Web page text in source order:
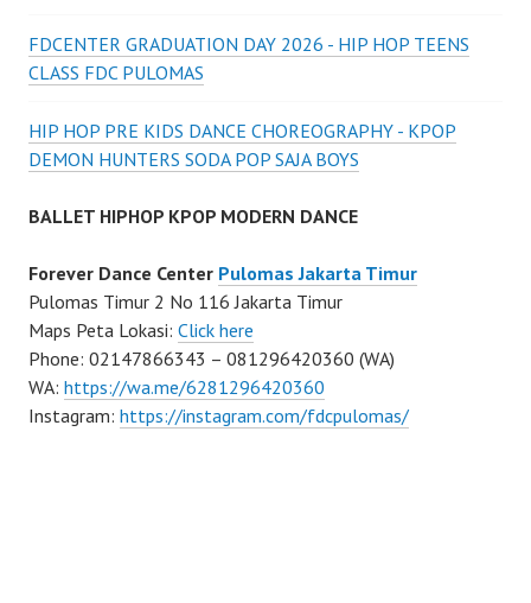
FDCENTER GRADUATION DAY 2026 - HIP HOP TEENS
CLASS FDC PULOMAS
HIP HOP PRE KIDS DANCE CHOREOGRAPHY - KPOP
DEMON HUNTERS SODA POP SAJA BOYS
BALLET HIPHOP KPOP MODERN DANCE
Forever Dance Center Pulomas Jakarta Timur
Pulomas Timur 2 No 116 Jakarta Timur
Maps Peta Lokasi: Click here
Phone: 02147866343 – 081296420360 (WA)
WA: https://wa.me/6281296420360
Instagram: https://instagram.com/fdcpulomas/